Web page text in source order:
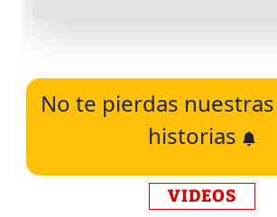
No te pierdas
historias
VIDEOS